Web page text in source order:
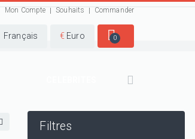
Mon Compte Souhaits Commander
Français € Euro 0
Filtres